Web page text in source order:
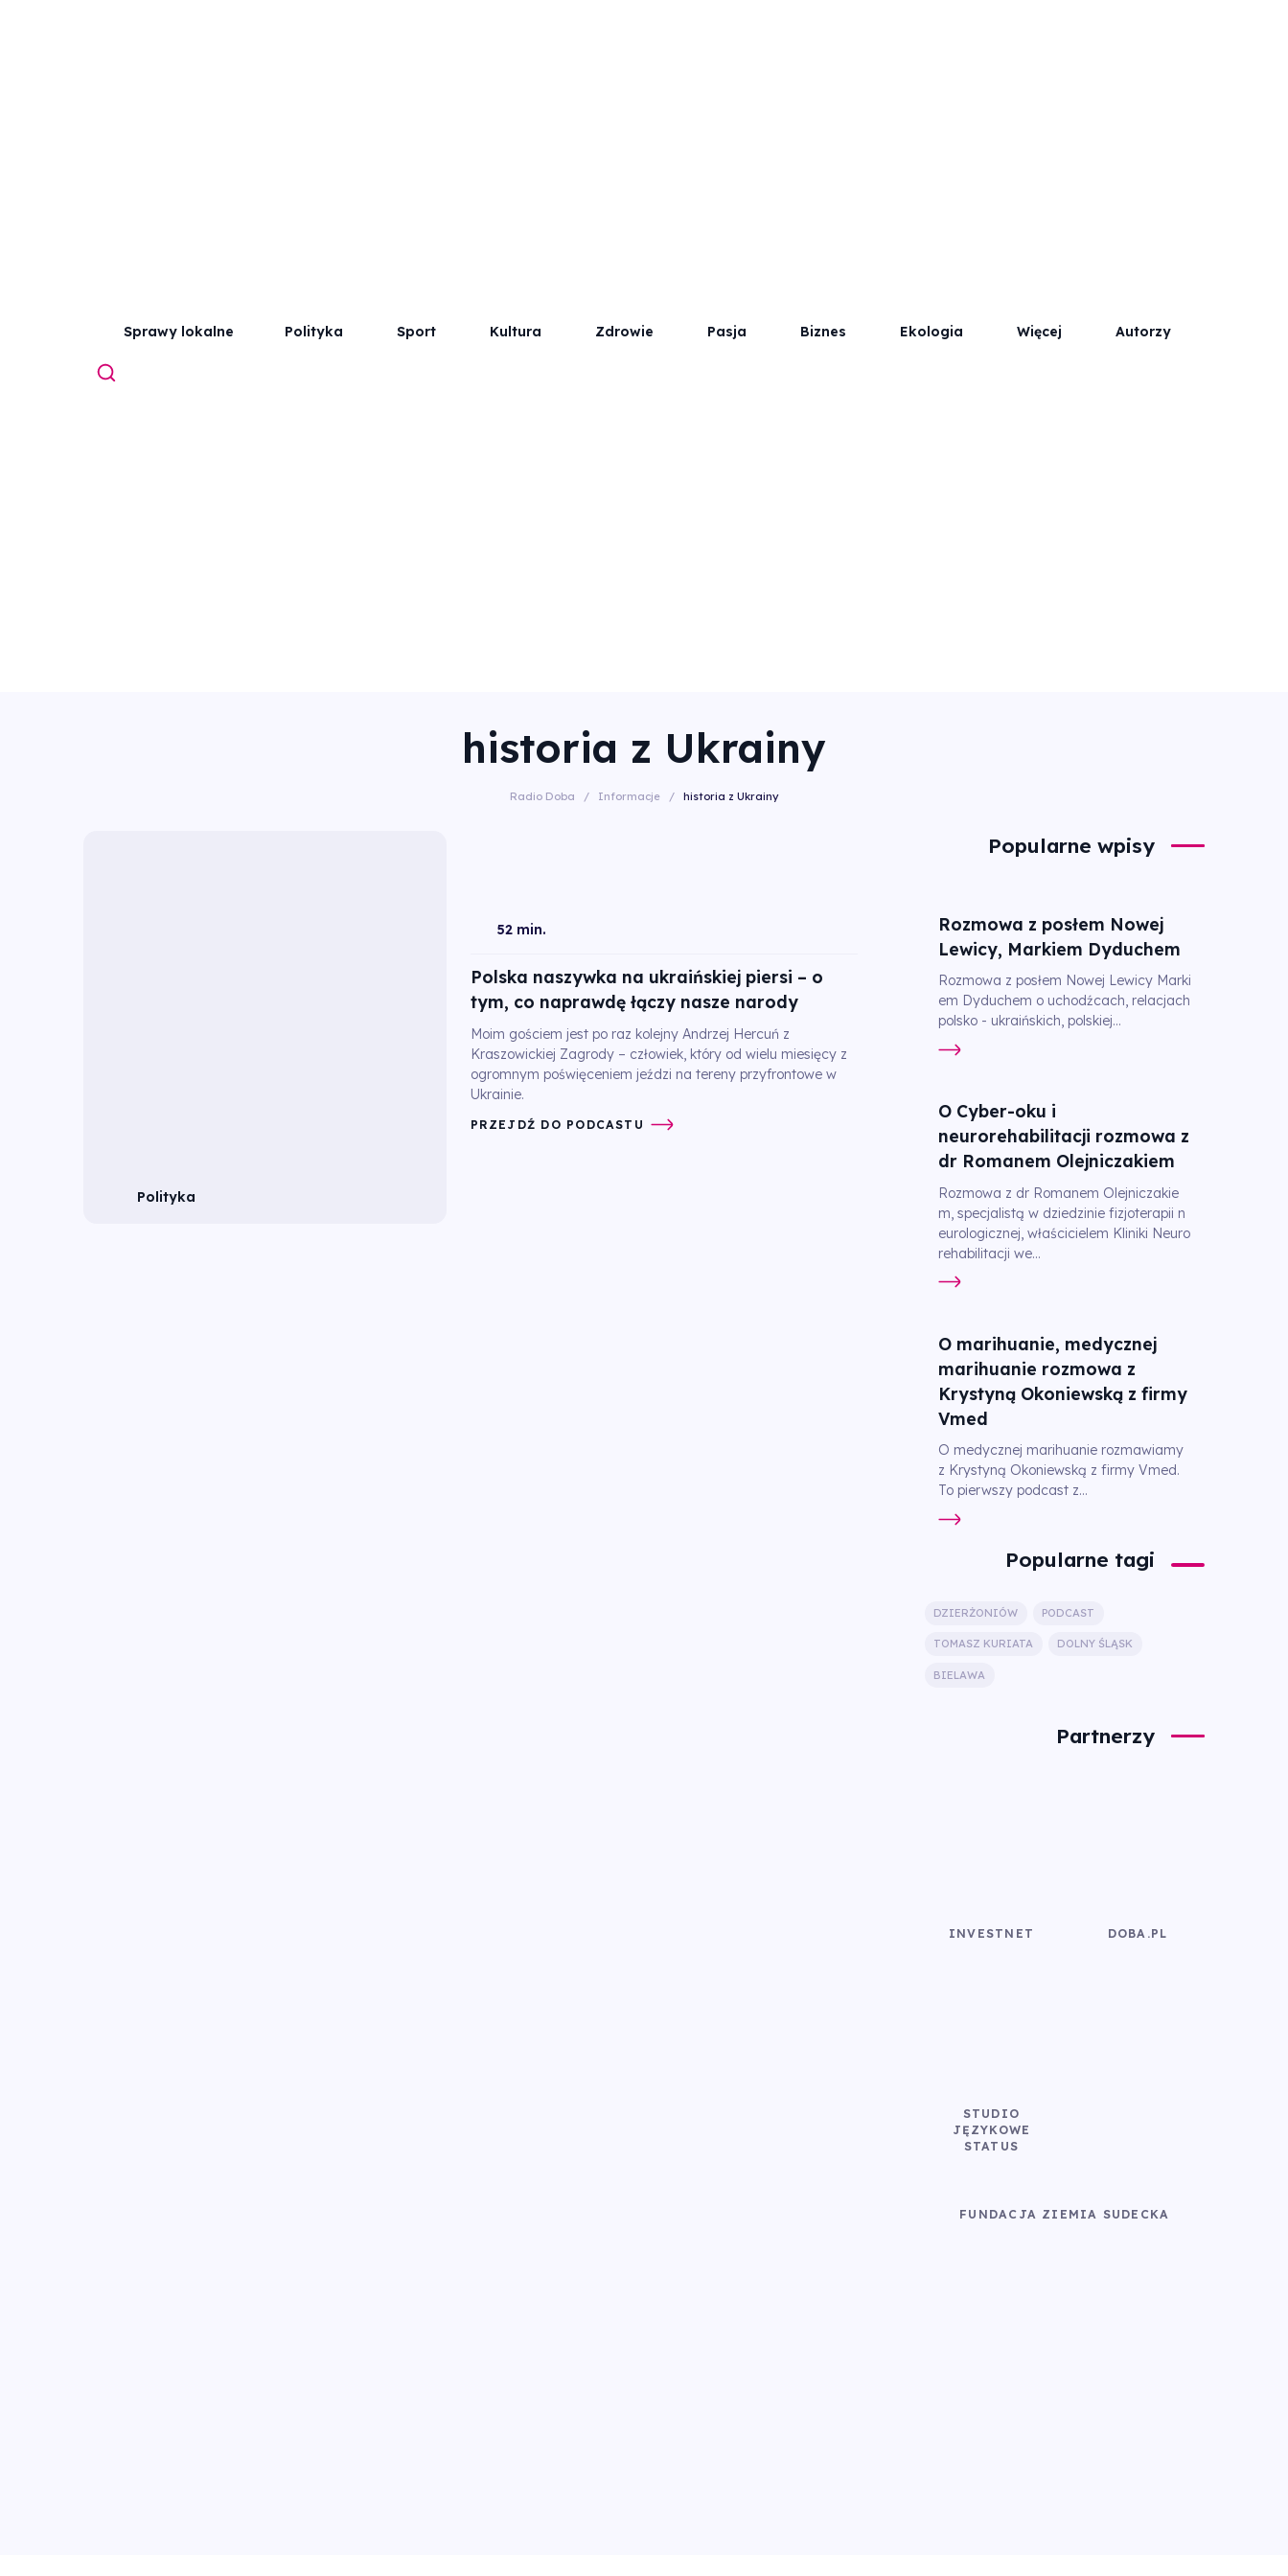
Sprawy lokalne Polityka Sport Kultura Zdrowie Pasja Biznes Ekologia Więcej Autorzy
historia z Ukrainy
Radio Doba / Informacje / historia z Ukrainy
Polityka
52 min.
Polska naszywka na ukraińskiej piersi – o
tym, co naprawdę łączy nasze narody
Moim gościem jest po raz kolejny Andrzej Hercuń z
Kraszowickiej Zagrody – człowiek, który od wielu miesięcy z
ogromnym poświęceniem jeździ na tereny przyfrontowe w
Ukrainie.
PRZEJDŹ DO PODCASTU
Popularne wpisy
Rozmowa z posłem Nowej
Lewicy, Markiem Dyduchem
Rozmowa z posłem Nowej Lewicy Marki
em Dyduchem o uchodźcach, relacjach
polsko - ukraińskich, polskiej...
O Cyber-oku i
neurorehabilitacji rozmowa z
dr Romanem Olejniczakiem
Rozmowa z dr Romanem Olejniczakie
m, specjalistą w dziedzinie fizjoterapii n
eurologicznej, właścicielem Kliniki Neuro
rehabilitacji we...
O marihuanie, medycznej
marihuanie rozmowa z
Krystyną Okoniewską z firmy
Vmed
O medycznej marihuanie rozmawiamy
z Krystyną Okoniewską z firmy Vmed.
To pierwszy podcast z...
Popularne tagi
DZIERŻONIÓW PODCAST
TOMASZ KURIATA DOLNY ŚLĄSK
BIELAWA
Partnerzy
INVESTNET DOBA.PL
STUDIO
JĘZYKOWE
STATUS
FUNDACJA ZIEMIA SUDECKA